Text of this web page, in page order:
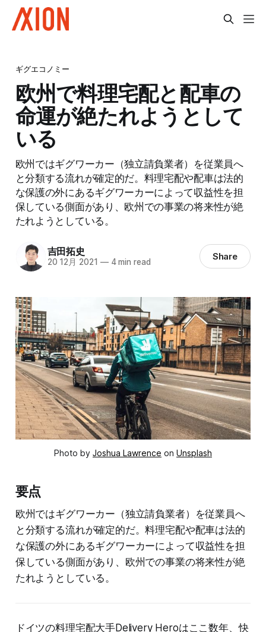
ギグエコノミー
欧州で料理宅配と配車の
命運が絶たれようとして
いる
欧州ではギグワーカー（独立請負業者）を従業員へ
と分類する流れが確定的だ。料理宅配や配車は法的
な保護の外にあるギグワーカーによって収益性を担
保している側面があり、欧州での事業の将来性が絶
たれようとしている。
吉田拓史
20 12月 2021 —4 min read Share
Photo by Joshua Lawrence on Unsplash
要点
欧州ではギグワーカー（独立請負業者）を従業員へ
と分類する流れが確定的だ。料理宅配や配車は法的
な保護の外にあるギグワーカーによって収益性を担
保している側面があり、欧州での事業の将来性が絶
たれようとしている。
ドイツの料理宅配大手Delivery Heroはここ数年、快